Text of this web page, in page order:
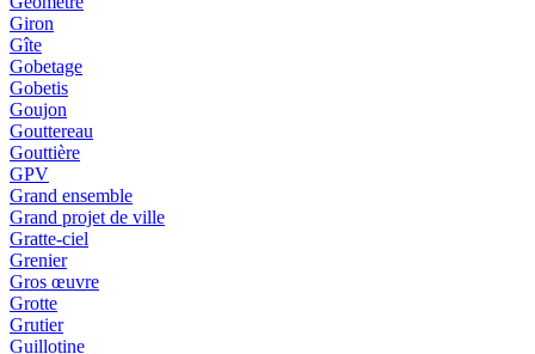
Giron
Gîte
Gobetage
Gobetis
Goujon
Gouttereau
Gouttière
GPV
Grand ensemble
Grand projet de ville
Gratte-ciel
Grenier
Gros œuvre
Grotte
Grutier
Guillotine